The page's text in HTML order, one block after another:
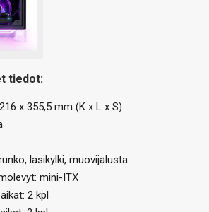
tiedot:
x 355,5 mm (K x L x S)
lasikylki, muovijalusta
mini-ITX
2 kpl